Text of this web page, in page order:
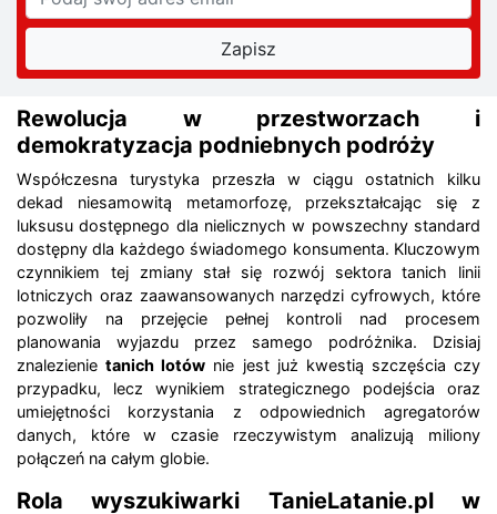
Rewolucja w przestworzach i
demokratyzacja podniebnych podróży
Współczesna turystyka przeszła w ciągu ostatnich kilku
dekad niesamowitą metamorfozę, przekształcając się z
luksusu dostępnego dla nielicznych w powszechny standard
dostępny dla każdego świadomego konsumenta. Kluczowym
czynnikiem tej zmiany stał się rozwój sektora tanich linii
lotniczych oraz zaawansowanych narzędzi cyfrowych, które
pozwoliły na przejęcie pełnej kontroli nad procesem
planowania wyjazdu przez samego podróżnika. Dzisiaj
znalezienietanich lotów nie jest już kwestią szczęścia czy
przypadku, lecz wynikiem strategicznego podejścia oraz
umiejętności korzystania z odpowiednich agregatorów
danych, które w czasie rzeczywistym analizują miliony
połączeń na całym globie.
Rola wyszukiwarki TanieLatanie.pl w